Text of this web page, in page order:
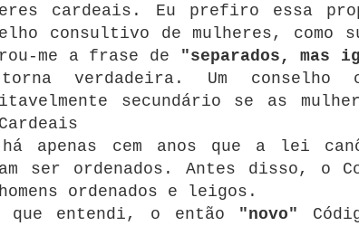
cardeais. Eu prefiro essa
consultivo de mulheres, como
me a frase de
"separados, mas
verdadeira. Um conselho
secundário se as
apenas cem anos que a lei
ser ordenados. Antes disso, o
ordenados e leigos.
que entendi, o então "novo"